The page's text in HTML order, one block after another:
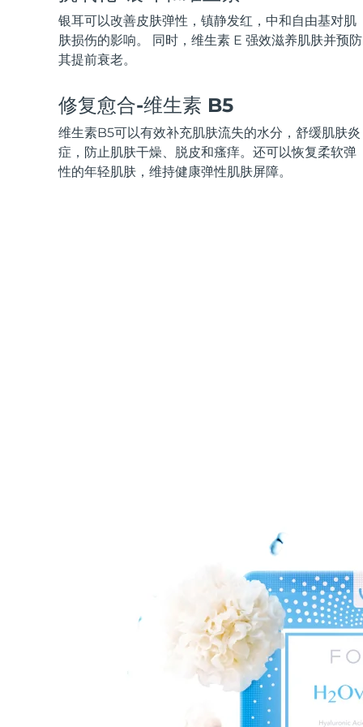
银耳可以改善皮肤弹性，镇静发红，中和自由基对肌
肤损伤的影响。 同时，维生素 E 强效滋养肌肤并预防
其提前衰老。
修复愈合-维生素 B5
维生素B5可以有效补充肌肤流失的水分，舒缓肌肤炎
症，防止肌肤干燥、脱皮和瘙痒。还可以恢复柔软弹
性的年轻肌肤，维持健康弹性肌肤屏障。
All acne treatment devices
All revitalizing eye massagers
KIWI™ 皮肤护理
Advanced pore care essentials
Serum
For healthy hair
issa™ Teeth Whitening Gel
18% PAP
护肤品
全部购买